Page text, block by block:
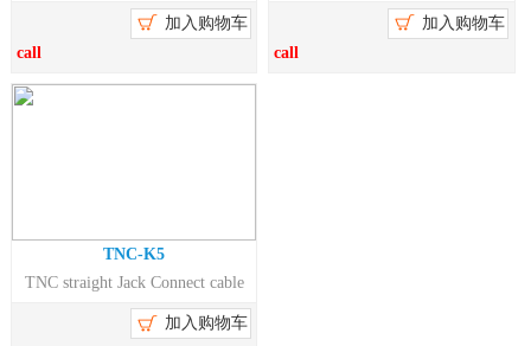
18GHz
加入购物车
call
connector,18GHz
加入购物车
call
TNC-K5
TNC straight Jack Connect cable
18GHz
加入购物车